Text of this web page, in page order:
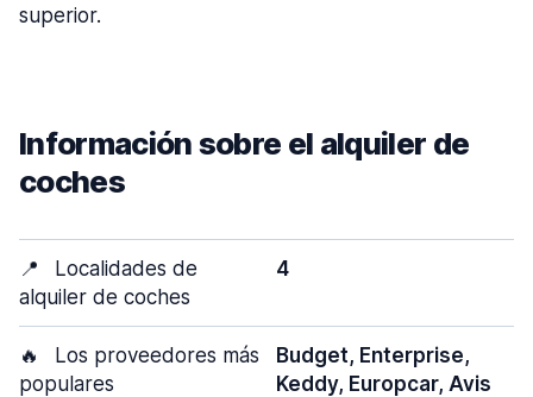
superior.
Información sobre el alquiler de
coches
📍
Localidades de
alquiler de coches
4
🔥
Los proveedores más
populares
Budget, Enterprise,
Keddy, Europcar, Avis